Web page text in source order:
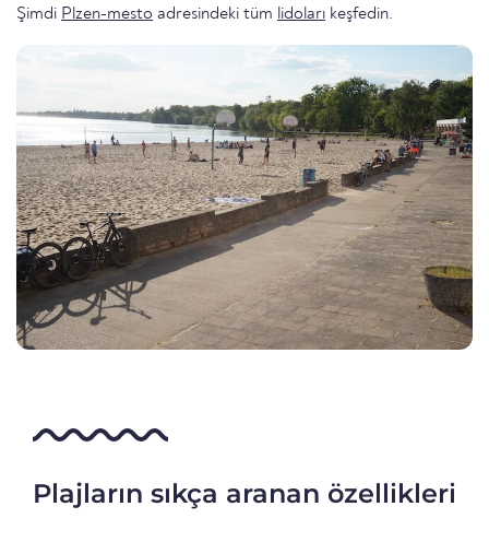
Şimdi Plzen-mesto adresindeki tüm lidoları keşfedin.
Plajların sıkça aranan özellikleri